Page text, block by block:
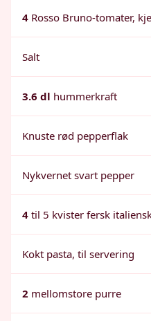
4 Rosso Bruno-tomater,
Salt
3.6 dl hummerkraft
Knuste rød pepperflak
Nykvernet svart pepper
4 til 5 kvister fersk
Kokt pasta, til servering
2 mellomstore purre